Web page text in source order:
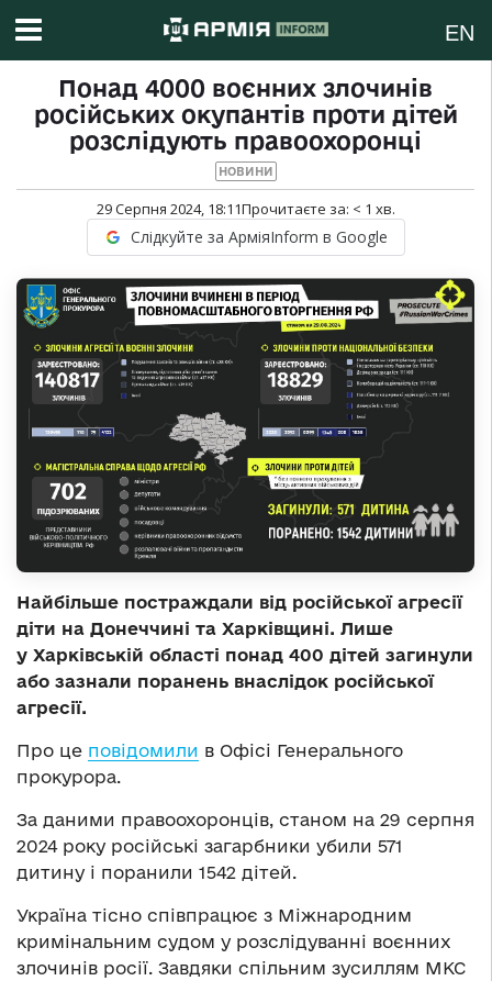
EN
Понад 4000 воєнних злочинів
російських окупантів проти дітей
розслідують правоохоронці
НОВИНИ
29 Серпня 2024, 18:11Прочитаєте за: < 1 хв.
Слідкуйте за АрміяInform в Google
Найбільше постраждали від російської агресії
діти на Донеччині та Харківщині. Лише
у Харківській області понад 400 дітей загинули
або зазнали поранень внаслідок російської
агресії.
Про це повідомили в Офісі Генерального
прокурора.
За даними правоохоронців, станом на 29 серпня
2024 року російські загарбники убили 571
дитину і поранили 1542 дітей.
Україна тісно співпрацює з Міжнародним
кримінальним судом у розслідуванні воєнних
злочинів росії. Завдяки спільним зусиллям МКС